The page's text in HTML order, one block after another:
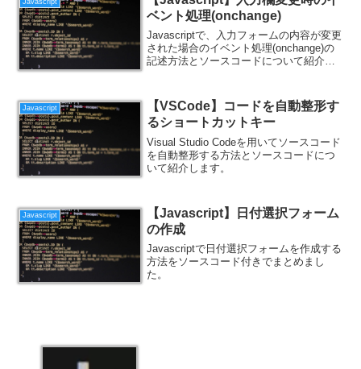
Javascript
ベント処理(onchange)
Javascriptで、入力フォームの内容が変更
された場合のイベント処理(onchange)の
記述方法とソースコードについて紹介し
Javascript
【VSCode】コードを自動整形す
るショートカットキー
Visual Studio Codeを用いてソースコード
を自動整形する方法とソースコードにつ
いて紹介します。
Javascript
【Javascript】日付選択フォーム
の作成
Javascriptで日付選択フォームを作成する
方法をソースコード付きでまとめまし
た。